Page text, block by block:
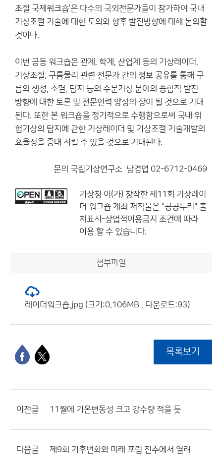
조절 국제워크숍’은 다수의 국외전문가들이 참가하여 국내
기상조절 기술에 대한 토의와 향후 발전방향에 대해 논의할
것이다.
이번 공동 워크숍은 관계, 학계, 산업계 등의 기상레이더,
기상조절, 구름물리 관련 전문가 간의 정보 공유를 통해 구
름의 생성, 소멸, 탐지 등의 수문기상 분야의 종합적 발전
방향에 대한 토론 및 전문인력 양성의 장이 될 것으로 기대
된다. 또한 본 워크숍을 정기적으로 수행함으로써 국내 위
험기상의 탐지에 관한 기상레이더 및 기상조절 기술개발의
효율성을 증대 시킬 수 있을 것으로 기대된다.
문의 국립기상연구소 남경엽 02-6712-0469
기상청 이(가) 창작한 제11회 기상레이
더 워크숍 개최 저작물은 "공공누리" 출
처표시-상업적이용금지 조건에 따라
이용 할 수 있습니다.
첨부파일
레이더워크숍.jpg (크기:0.106MB , 다운로드:93)
목록보기
이전글 11월에 기온변동성 크고 강수량 적을 듯
다음글 제9회 기후변화와 미래 포럼 전주에서 열려